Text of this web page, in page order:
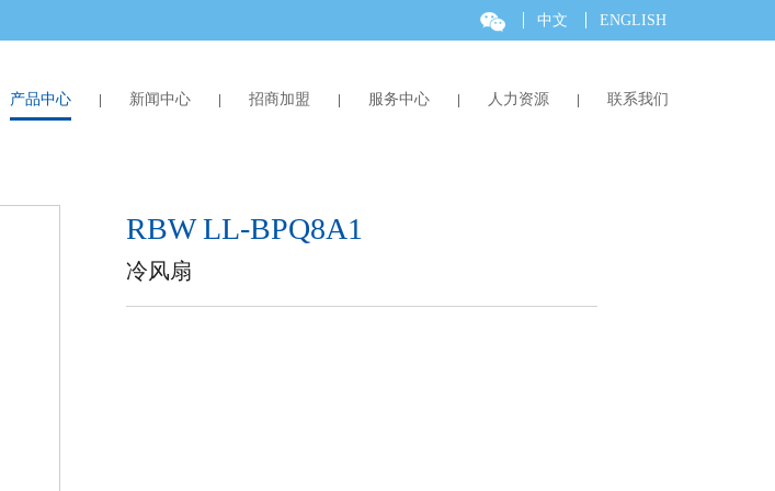
中文 ENGLISH
产品中心 新闻中心 招商加盟 服务中心 人力资源 联系我们
RBW LL-BPQ8A1
冷风扇